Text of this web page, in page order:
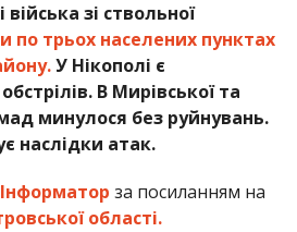
війська зі ствольної
по трьох населених пунктах
У Нікополі є
В Мирівської та
минулося без руйнувань.
наслідки атак.
Інформатор за посиланням на
області.